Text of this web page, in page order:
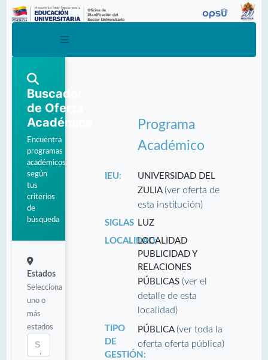
Buscador
de Oferta
Académica
Encuentra
programas
académicos
según
tus
criterios
de
búsqueda
Estados
Selecciona
uno o
más
estados
Programa
Académico
IEU:
UNIVERSIDAD DEL
ZULIA(ver oferta de
esta institución)
SIGLAS
LUZ
LOCALIDAD:LOCALIDAD
PUBLICIDAD Y
RELACIONES
PÚBLICAS(ver el
detalle de esta
localidad)
TIPO
DE
GESTIÓN:
PÚBLICA(ver toda la
oferta oferta pública)